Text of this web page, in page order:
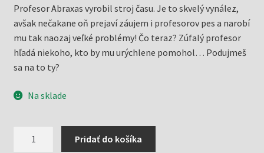
bola:
0,90 €.
je:
0,45 €.
Profesor Abraxas vyrobil stroj času. Je to skvelý vynález,
avšak nečakane oň prejaví záujem i profesorov pes a narobí
mu tak naozaj veľké problémy! Čo teraz? Zúfalý profesor
hľadá niekoho, kto by mu urýchlene pomohol… Podujmeš
sa na to ty?
Na sklade
Pridať do košíka